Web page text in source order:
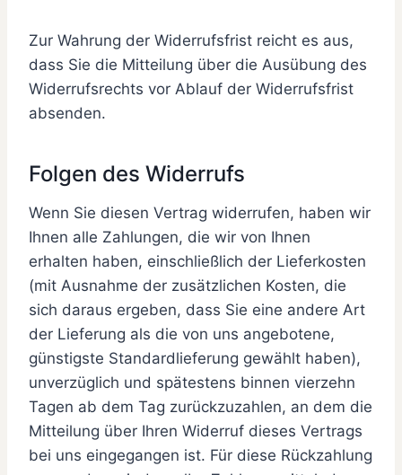
Zur Wahrung der Widerrufsfrist reicht es aus,
dass Sie die Mitteilung über die Ausübung des
Widerrufsrechts vor Ablauf der Widerrufsfrist
absenden.
Folgen des Widerrufs
Wenn Sie diesen Vertrag widerrufen, haben wir
Ihnen alle Zahlungen, die wir von Ihnen
erhalten haben, einschließlich der Lieferkosten
(mit Ausnahme der zusätzlichen Kosten, die
sich daraus ergeben, dass Sie eine andere Art
der Lieferung als die von uns angebotene,
günstigste Standardlieferung gewählt haben),
unverzüglich und spätestens binnen vierzehn
Tagen ab dem Tag zurückzuzahlen, an dem die
Mitteilung über Ihren Widerruf dieses Vertrags
bei uns eingegangen ist. Für diese Rückzahlung